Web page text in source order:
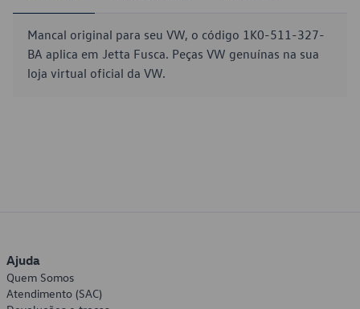
Mancal original para seu VW, o código 1K0-511-327-
BA aplica em Jetta Fusca. Peças VW genuínas na sua
loja virtual oficial da VW.
Ajuda
Quem Somos
Atendimento (SAC)